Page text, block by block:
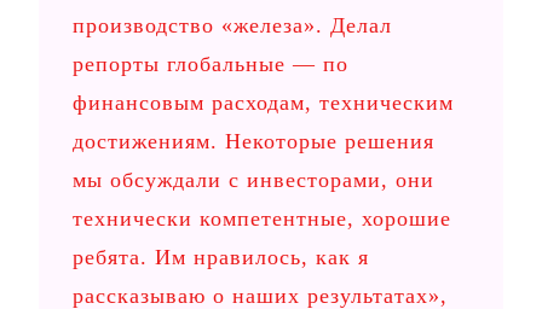
производство «железа». Делал
репорты глобальные — по
финансовым расходам, техническим
достижениям. Некоторые решения
мы обсуждали с инвесторами, они
технически компетентные, хорошие
ребята. Им нравилось, как я
рассказываю о наших результатах»,